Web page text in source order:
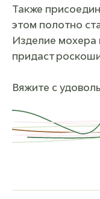
Также
этом полотно
Изделие мохера
придаст
Вяжите с